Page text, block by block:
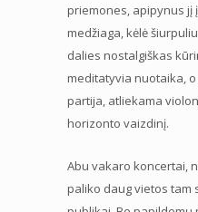
priemones, apipynus jį
medžiaga, kėlė
dalies nostalgiškas
meditatyvia nuotaika,
partija, atliekama
horizonto vaizdinį.
Abu vakaro koncertai,
paliko daug vietos tam